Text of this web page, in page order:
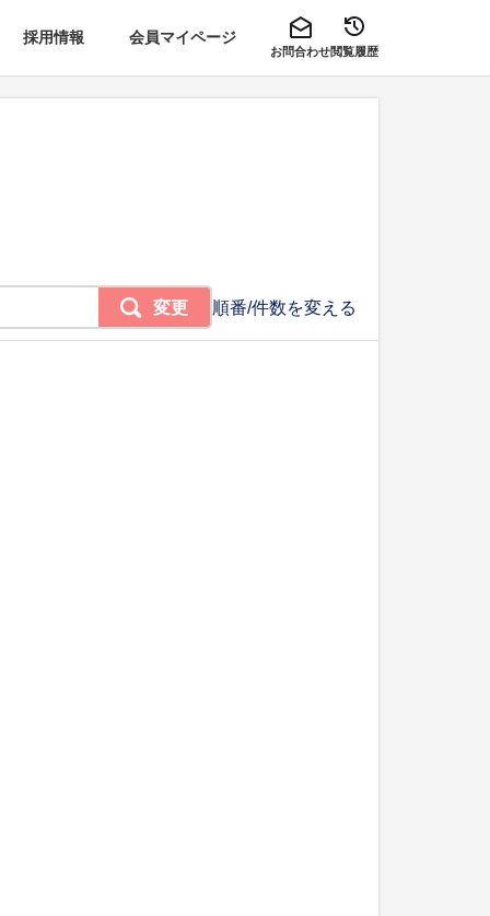
採用情報 会員マイページ
お問合わせ閲覧履歴
順番/件数を変える
変更